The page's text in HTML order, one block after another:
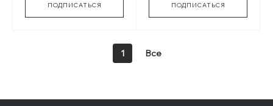
ПОДПИСАТЬСЯ ПОДПИСАТЬСЯ
1 Все